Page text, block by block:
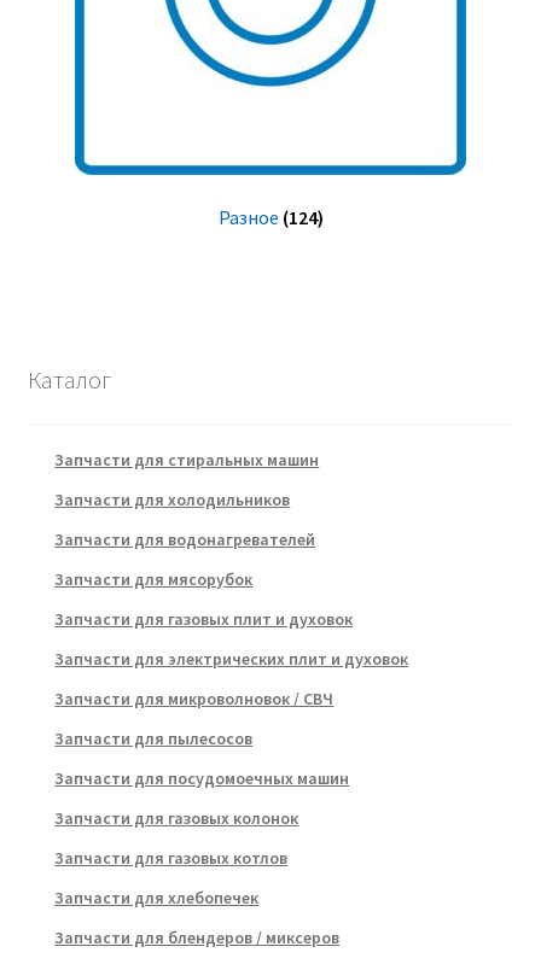
Разное (124)
Каталог
Запчасти для стиральных машин
Запчасти для холодильников
Запчасти для водонагревателей
Запчасти для мясорубок
Запчасти для газовых плит и духовок
Запчасти для электрических плит и духовок
Запчасти для микроволновок / СВЧ
Запчасти для пылесосов
Запчасти для посудомоечных машин
Запчасти для газовых колонок
Запчасти для газовых котлов
Запчасти для хлебопечек
Запчасти для блендеров / миксеров